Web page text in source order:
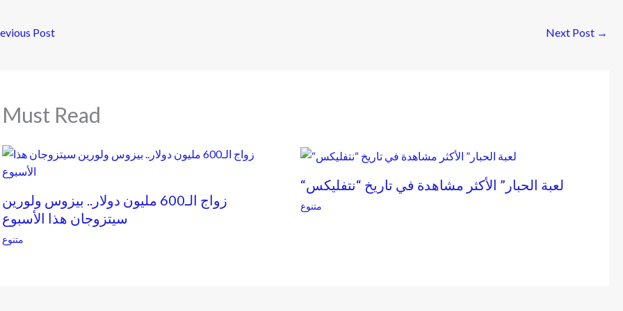
Post Next Post →
Must Read
زواج الـ600 مليون دولار.. بيزوس ولورين
سيتزوجان هذا الأسبوع
متنوع
“لعبة الحبار” الأكثر مشاهدة في تاريخ “نتفليكس
متنوع